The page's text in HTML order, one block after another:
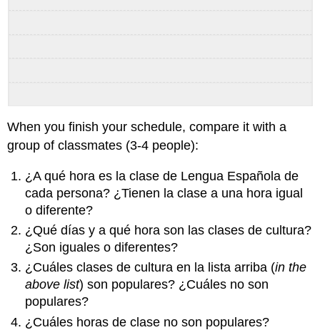
When you finish your schedule, compare it with a
group of classmates (3-4 people):
¿A qué hora es la clase de Lengua Española de
cada persona? ¿Tienen la clase a una hora igual
o diferente?
¿Qué días y a qué hora son las clases de cultura?
¿Son iguales o diferentes?
¿Cuáles clases de cultura en la lista arriba (in the
above list) son populares? ¿Cuáles no son
populares?
¿Cuáles horas de clase no son populares?